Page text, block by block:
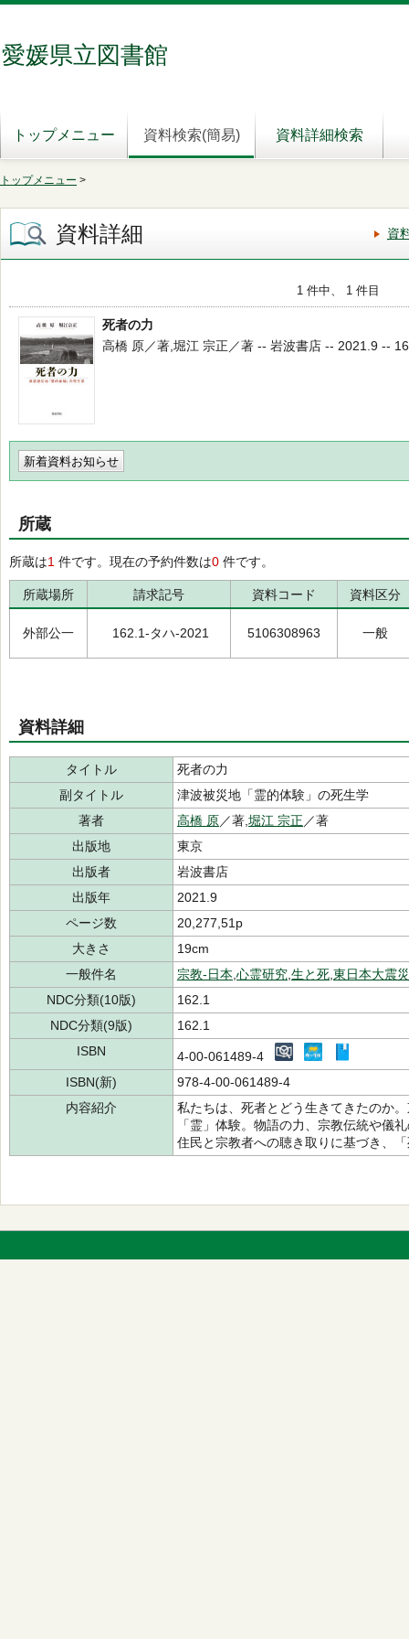
愛媛県立図書館
トップメニュー 資料検索(簡易) 資料詳細検索
トップメニュー >
資料詳細 資
1 件中、 1 件目
死者の力
高橋 原／著,堀江 宗正／著 -- 岩波書店 -- 2021.9 --
新着資料お知らせ
所蔵
所蔵は1 件です。現在の予約件数は0 件です。
所蔵場所 請求記号 資料コード 資料区分
外部公一 162.1-タハ-2021 5106308963 一般
資料詳細
タイトル
死者の力
副タイトル
津波被災地「霊的体験」の死生学
著者
高橋 原／著, 堀江 宗正 ／著
出版地
東京
出版者
岩波書店
出版年
2021.9
ページ数
20,277,51p
大きさ
19cm
一般件名
宗教-日本 心霊研究 生と死 東日本大震
NDC分類(10版)
162.1
NDC分類(9版)
162.1
ISBN
4-00-061489-4
ISBN(新)
978-4-00-061489-4
内容紹介
私たちは、死者とどう生きてきたのか
「霊」体験。物語の力、宗教伝統や儀
住民と宗教者への聴き取りに基づき、